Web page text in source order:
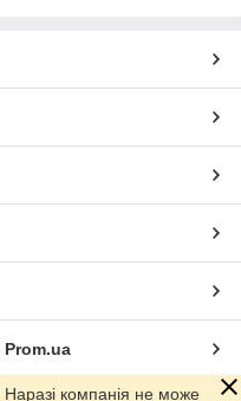
Prom.ua
компанія не може